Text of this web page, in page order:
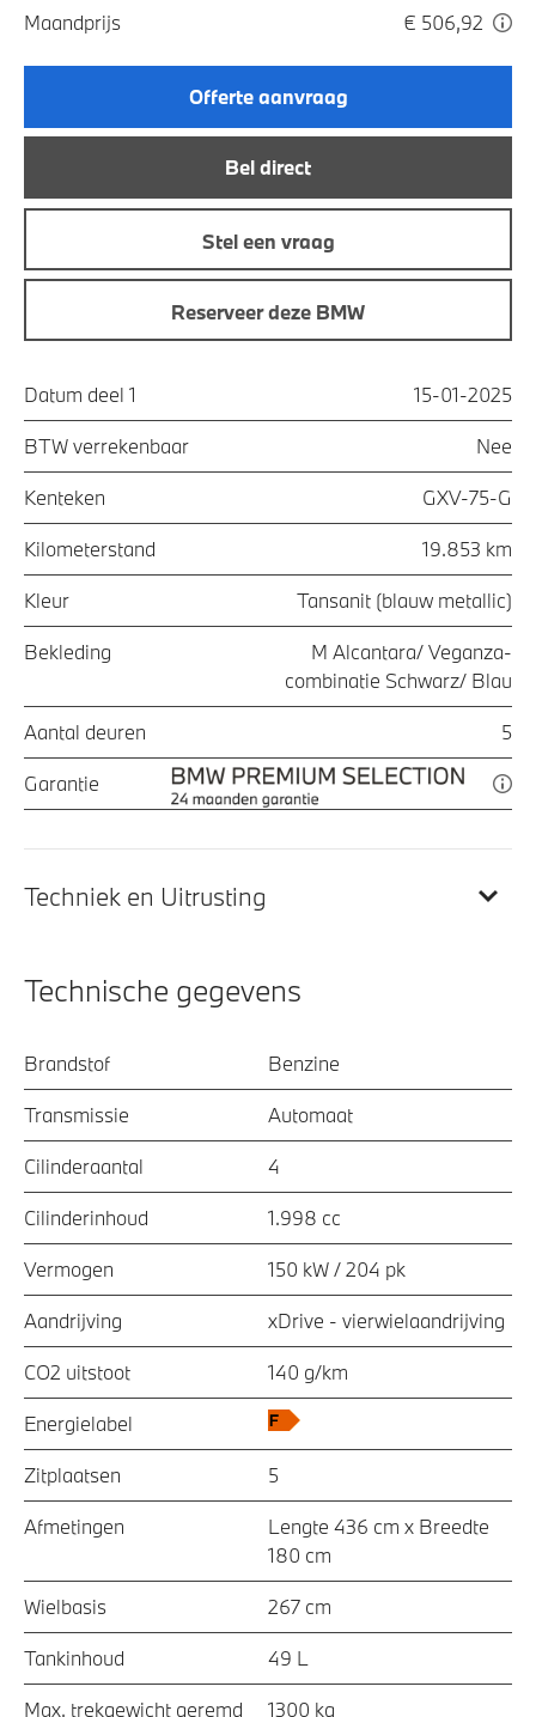
Maandprijs € 506,92
Offerte aanvraag
Bel direct
Stel een vraag
Reserveer deze BMW
Datum deel 1 15-01-2025
BTW verrekenbaar Nee
Kenteken GXV-75-G
Kilometerstand 19.853 km
Kleur Tansanit (blauw metallic)
Bekleding
M Alcantara/ Veganza-
combinatie Schwarz/ Blau
Aantal deuren 5
Garantie
Techniek en Uitrusting
Technische gegevens
Brandstof Benzine
Transmissie Automaat
Cilinderaantal 4
Cilinderinhoud 1.998 cc
Vermogen 150 kW / 204 pk
Aandrijving xDrive - vierwielaandrijving
CO2 uitstoot 140 g/km
Energielabel
Zitplaatsen 5
Afmetingen
Lengte 436 cm x Breedte
180 cm
Wielbasis 267 cm
Tankinhoud 49 L
Max. trekgewicht geremd 1300 kg